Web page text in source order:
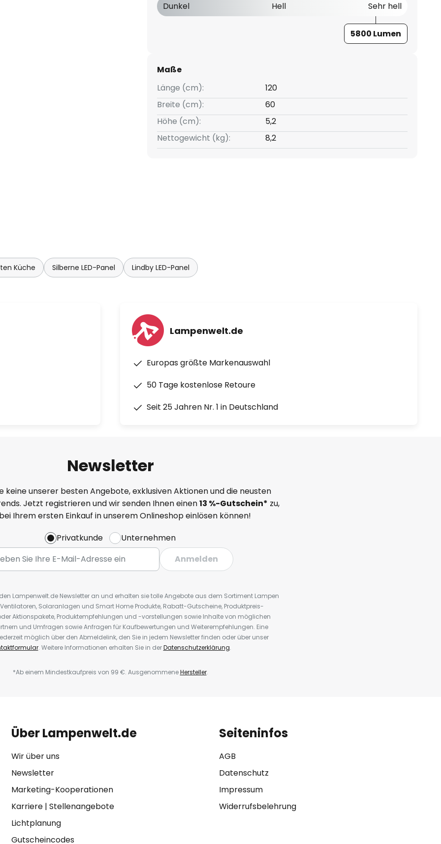
unterstützt beim
dass die Augen
der hohen Leuchtkraft
in einem
Dunkel
Hell Sehr hell
5800 Lumen
Maße
Länge (cm):
120
Breite (cm):
60
Höhe (cm):
5,2
Nettogewicht (kg):
8,2
Küche Silberne LED-Panel Lindby LED-Panel
Lampenwelt.de
Europas größte Markenauswahl
50 Tage kostenlose Retoure
Seit 25 Jahren Nr. 1 in Deutschland
Newsletter
keine unserer besten Angebote, exklusiven Aktionen und die neusten
Jetzt registrieren und wir senden Ihnen einen13 %-Gutschein* zu,
Ihrem ersten Einkauf in unserem Onlineshop einlösen können!
Privatkunde
Unternehmen
Anmelden
Lampenwelt.de Newsletter an und erhalten sie tolle Angebote aus dem Sortiment Lampen
Solaranlagen und Smart Home Produkte, Rabatt-Gutscheine, Produktpreis-
Aktionspakete, Produktempfehlungen und -vorstellungen sowie Inhalte von möglichen
und Umfragen sowie Anfragen für Kaufbewertungen und Weiterempfehlungen. Eine
möglich über den Abmeldelink, den Sie in jedem Newsletter finden oder über unser
. Weitere Informationen erhalten Sie in derDatenschutzerklärung.
*Ab einem Mindestkaufpreis von 99 €. AusgenommeneHersteller.
Über Lampenwelt.de
Wir über uns
Newsletter
Marketing-Kooperationen
Karriere| Stellenangebote
Lichtplanung
Gutscheincodes
Seiteninfos
AGB
Datenschutz
Impressum
Widerrufsbelehrung